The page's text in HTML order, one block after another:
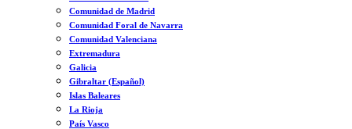
Comunidad de Madrid
Comunidad Foral de Navarra
Comunidad Valenciana
Extremadura
Galicia
Gibraltar (Español)
Islas Baleares
La Rioja
País Vasco